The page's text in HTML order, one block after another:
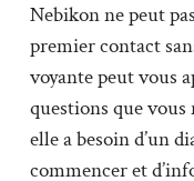
Nebikon ne peut
premier contact
voyante peut vous
questions que vous
elle a besoin d’un
commencer et